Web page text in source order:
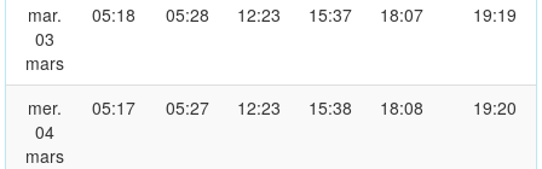
mar.
03
mars
05:18 05:28 12:23 15:37 18:07 19:19
mer.
04
mars
05:17 05:27 12:23 15:38 18:08 19:20